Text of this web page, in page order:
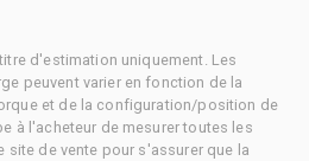
d'estimation uniquement. Les
peuvent varier en fonction de la
et de la configuration/position de
à l'acheteur de mesurer toutes les
site de vente pour s'assurer que la